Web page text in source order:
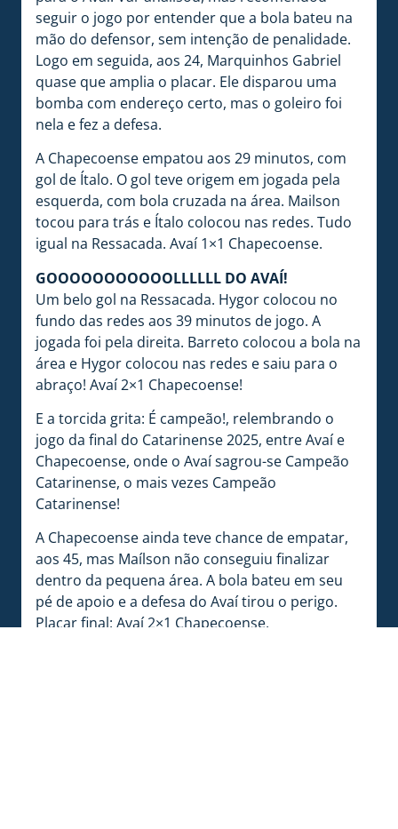
seguir o jogo por entender que a bola bateu na
mão do defensor, sem intenção de penalidade.
Logo em seguida, aos 24, Marquinhos Gabriel
quase que amplia o placar. Ele disparou uma
bomba com endereço certo, mas o goleiro foi
nela e fez a defesa.
A Chapecoense empatou aos 29 minutos, com
gol de Ítalo. O gol teve origem em jogada pela
esquerda, com bola cruzada na área. Mailson
tocou para trás e Ítalo colocou nas redes. Tudo
igual na Ressacada. Avaí 1×1 Chapecoense.
GOOOOOOOOOOOLLLLLL DO AVAÍ!
Um belo gol na Ressacada. Hygor colocou no
fundo das redes aos 39 minutos de jogo. A
jogada foi pela direita. Barreto colocou a bola na
área e Hygor colocou nas redes e saiu para o
abraço! Avaí 2×1 Chapecoense!
E a torcida grita: É campeão!, relembrando o
jogo da final do Catarinense 2025, entre Avaí e
Chapecoense, onde o Avaí sagrou-se Campeão
Catarinense, o mais vezes Campeão
Catarinense!
A Chapecoense ainda teve chance de empatar,
aos 45, mas Maílson não conseguiu finalizar
dentro da pequena área. A bola bateu em seu
pé de apoio e a defesa do Avaí tirou o perigo.
Placar final: Avaí 2×1 Chapecoense.